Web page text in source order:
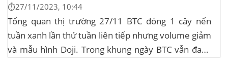
⏱️27/11/2023, 10:44
Tổng quan thị trường 27/11 BTC đóng 1 cây nến
tuần xanh lần thứ tuần liên tiếp nhưng volume giảm
và mẫu hình Doji. Trong khung ngày BTC vẫn đang